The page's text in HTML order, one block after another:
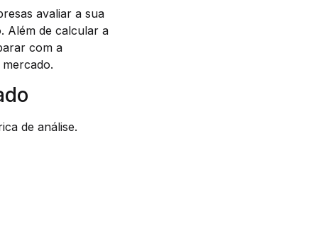
avaliar a sua
Além de calcular a
com a
de análise.